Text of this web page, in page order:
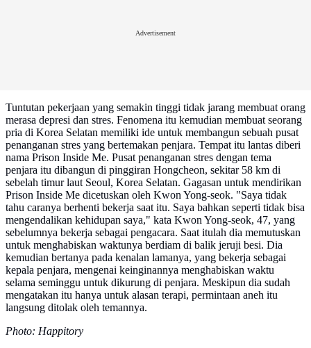
Advertisement
Tuntutan pekerjaan yang semakin tinggi tidak jarang membuat orang
merasa depresi dan stres. Fenomena itu kemudian membuat seorang
pria di Korea Selatan memiliki ide untuk membangun sebuah pusat
penanganan stres yang bertemakan penjara. Tempat itu lantas diberi
nama Prison Inside Me. Pusat penanganan stres dengan tema
penjara itu dibangun di pinggiran Hongcheon, sekitar 58 km di
sebelah timur laut Seoul, Korea Selatan. Gagasan untuk mendirikan
Prison Inside Me dicetuskan oleh Kwon Yong-seok. "Saya tidak
tahu caranya berhenti bekerja saat itu. Saya bahkan seperti tidak bisa
mengendalikan kehidupan saya," kata Kwon Yong-seok, 47, yang
sebelumnya bekerja sebagai pengacara. Saat itulah dia memutuskan
untuk menghabiskan waktunya berdiam di balik jeruji besi. Dia
kemudian bertanya pada kenalan lamanya, yang bekerja sebagai
kepala penjara, mengenai keinginannya menghabiskan waktu
selama seminggu untuk dikurung di penjara. Meskipun dia sudah
mengatakan itu hanya untuk alasan terapi, permintaan aneh itu
langsung ditolak oleh temannya.
Photo: Happitory